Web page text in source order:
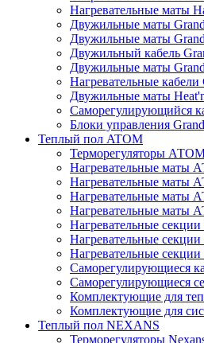
Нагревательные маты
Двужильные маты
Двужильные маты
Двужильный кабель
Двужильные маты
Нагревательные кабели
Двужильные маты
Саморегулирующийся
Блоки управления
Теплый пол ATOM
Терморегуляторы
Нагревательные маты
Нагревательные маты
Нагревательные маты
Нагревательные маты
Нагревательные
Нагревательные
Нагревательные
Саморегулирующиеся
Саморегулирующиеся
Комплектующие для
Комплектующие для
Теплый пол NEXANS
Терморегуляторы